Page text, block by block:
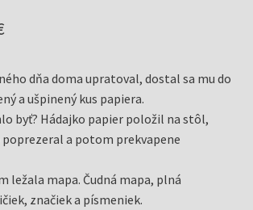
Aktuálna
je:
0,99 €.
dňa doma upratoval, dostal sa mu do
a ušpinený kus papiera.
byť? Hádajko papier položil na stôl,
a potom prekvapene
ležala mapa. Čudná mapa, plná
značiek a písmeniek.